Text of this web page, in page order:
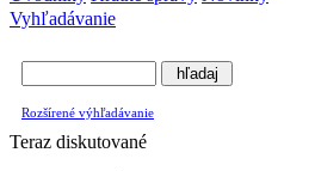
Vyhľadávanie
Rozšírené výhľadávanie
Teraz diskutované